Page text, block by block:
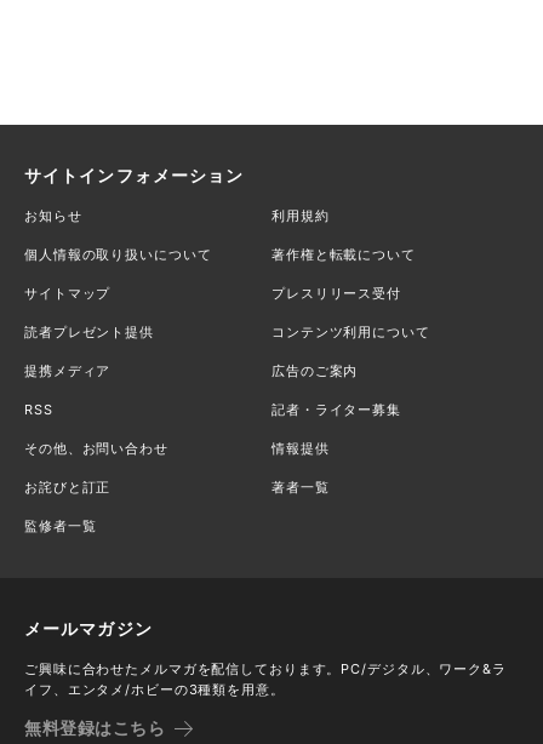
サイトインフォメーション
お知らせ 利用規約
個人情報の取り扱いについて 著作権と転載について
サイトマップ プレスリリース受付
読者プレゼント提供 コンテンツ利用について
提携メディア 広告のご案内
RSS 記者・ライター募集
その他、お問い合わせ 情報提供
お詫びと訂正 著者一覧
監修者一覧
メールマガジン
ご興味に合わせたメルマガを配信しております。PC/デジタル、ワーク&ラ
イフ、エンタメ/ホビーの3種類を用意。
無料登録はこちら